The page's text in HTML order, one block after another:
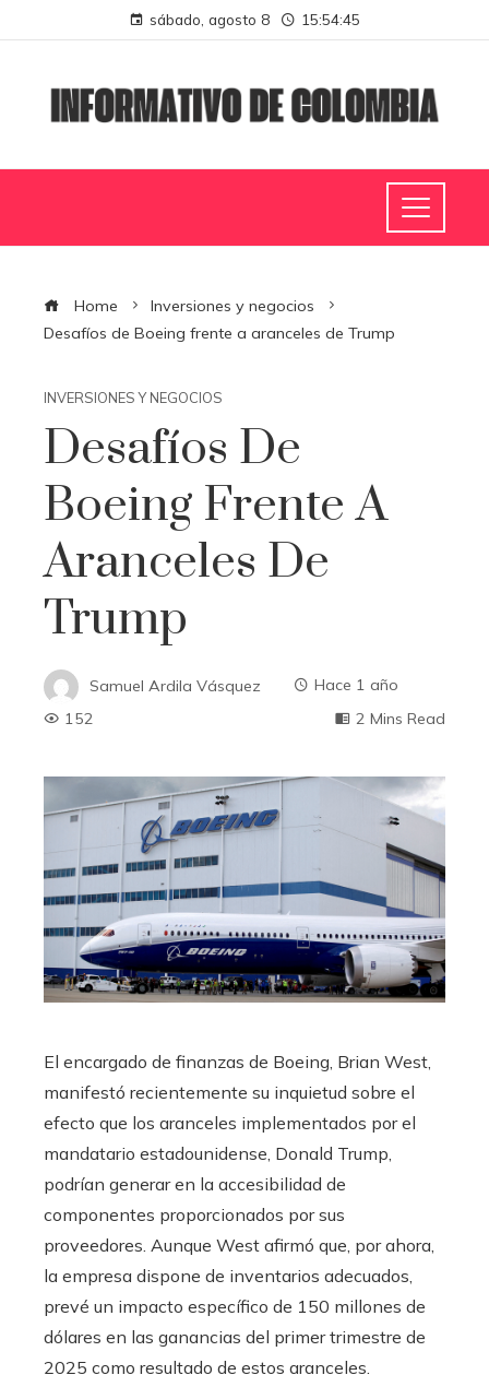
sábado, agosto 8 15:54:46
Home
Inversiones y negocios
Desafíos de Boeing frente a aranceles de Trump
INVERSIONES Y NEGOCIOS
Desafíos De
Boeing Frente A
Aranceles De
Trump
Samuel Ardila Vásquez
Hace 1 año
152
2 Mins Read
​El encargado de finanzas de Boeing, Brian West,
manifestó recientemente su inquietud sobre el
efecto que los aranceles implementados por el
mandatario estadounidense, Donald Trump,
podrían generar en la accesibilidad de
componentes proporcionados por sus
proveedores. Aunque West afirmó que, por ahora,
la empresa dispone de inventarios adecuados,
prevé un impacto específico de 150 millones de
dólares en las ganancias del primer trimestre de
2025 como resultado de estos aranceles.